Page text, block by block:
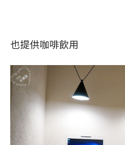
也提供咖啡飲用